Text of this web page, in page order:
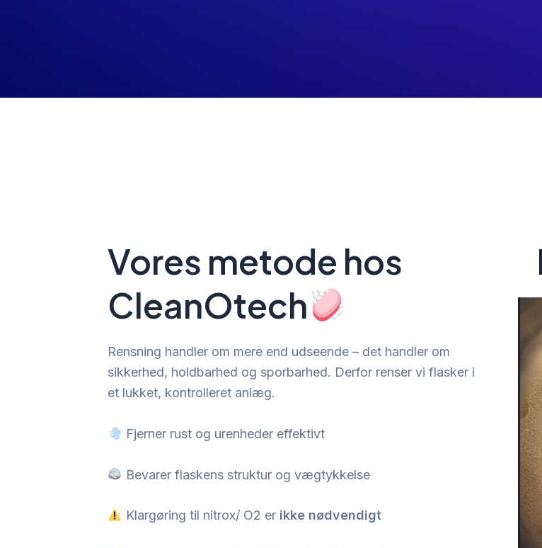
Vores metode hos
CleanOtech
Rensning handler om mere end udseende – det handler om
sikkerhed, holdbarhed og sporbarhed. Derfor renser vi flasker i
et lukket, kontrolleret anlæg.
Fjerner rust og urenheder effektivt
Bevarer flaskens struktur og vægtykkelse
Klargøring til nitrox/ O2 er ikke nødvendigt